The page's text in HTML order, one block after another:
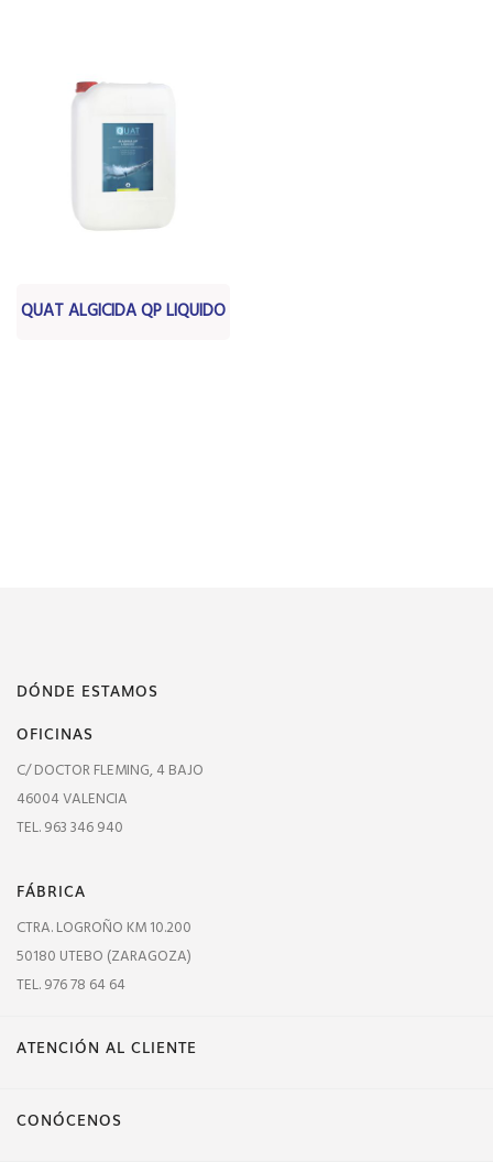
QUAT ALGICIDA QP LIQUIDO
DÓNDE ESTAMOS
OFICINAS
C/ DOCTOR FLEMING, 4 BAJO
46004 VALENCIA
TEL. 963 346 940
FÁBRICA
CTRA. LOGROÑO KM 10.200
50180 UTEBO (ZARAGOZA)
TEL. 976 78 64 64
ATENCIÓN AL CLIENTE
CONÓCENOS